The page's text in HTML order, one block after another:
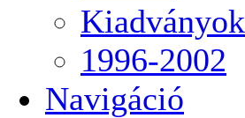
Kiadványok
1996-2002
Navigáció